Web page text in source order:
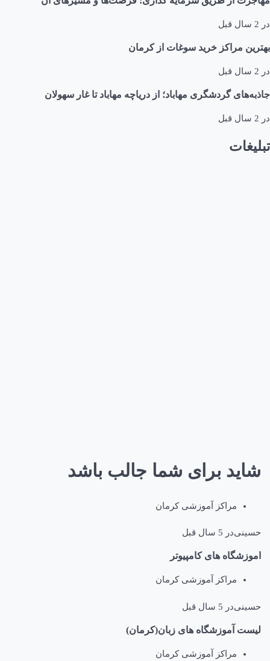
خرید سوغات از کرمان
گردشگری مهاباد؛ از دریاچه مهاباد تا غار سهولان
برای شما جالب باشد
مراکز آموزشی کرمان
در5 سال قبل
های کامپیوتر
مراکز آموزشی کرمان
در5 سال قبل
های زبان(کرمان)
مراکز آموزشی کرمان